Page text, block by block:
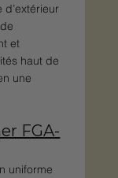
et
haut de
une
FGA-
uniforme